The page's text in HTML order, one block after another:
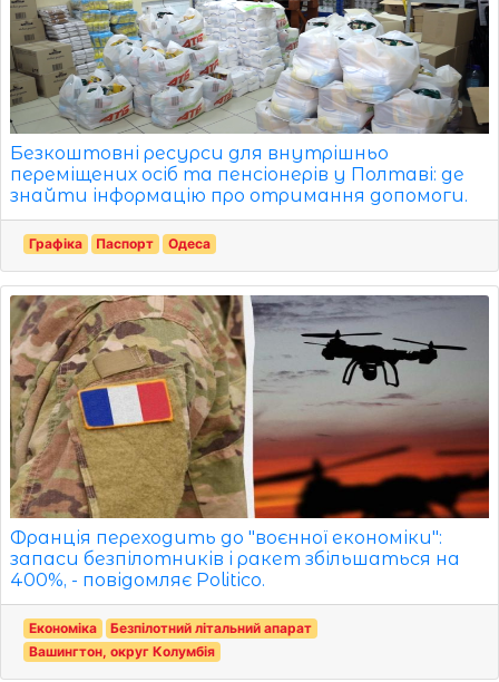
Безкоштовні ресурси для внутрішньо
переміщених осіб та пенсіонерів у Полтаві: де
знайти інформацію про отримання допомоги.
Графіка Паспорт Одеса
Франція переходить до "воєнної економіки":
запаси безпілотників і ракет збільшаться на
400%, - повідомляє Politico.
Економіка
Безпілотний літальний апарат
Вашингтон, округ Колумбія